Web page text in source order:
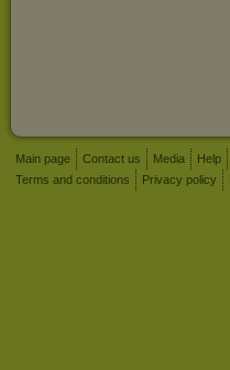
Main page Contact us Media Help
Terms and conditions
Privacy policy